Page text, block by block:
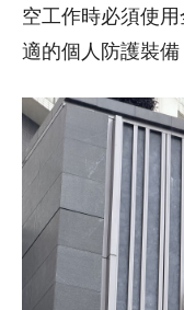
空工作時必須使
適的個人防護裝備